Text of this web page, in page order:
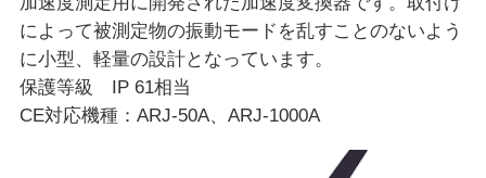
によって被測定物の振動モードを乱すことのないよう
に小型、軽量の設計となっています。
保護等級 IP 61相当
CE対応機種：ARJ-50A、ARJ-1000A